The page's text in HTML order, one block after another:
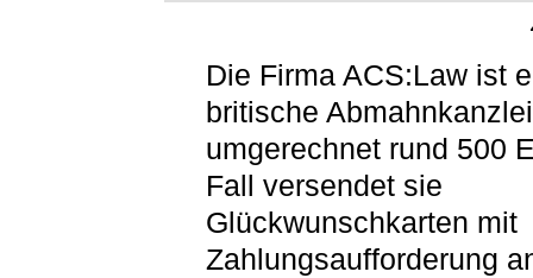
Die Firma ACS:Law ist
britische
umgerechnet rund 500
Fall versendet sie
Glückwunschkarten mit
Zahlungsaufforderung